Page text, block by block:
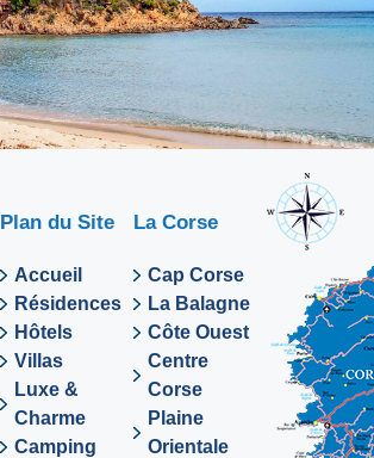
Plan du Site
Accueil
Résidences
Hôtels
Villas
Luxe &
Charme
Camping
La Corse
Cap Corse
La Balagne
Côte Ouest
Centre
Corse
Plaine
Orientale